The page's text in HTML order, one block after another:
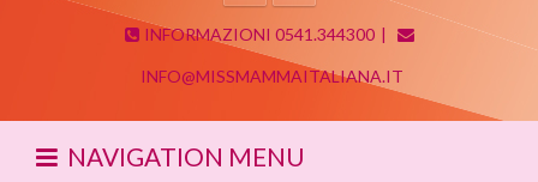
INFORMAZIONI 0541.344300 |
INFO@MISSMAMMAITALIANA.IT
NAVIGATION MENU